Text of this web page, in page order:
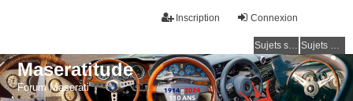
Connexion
Inscription
Sujets sans réponse Sujets actifs
Maseratitude
Forum Maserati